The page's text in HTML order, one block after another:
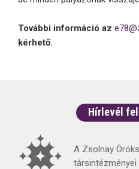
További információ az
kérhető.
Hírlevél
A Zsolnay
társintézményei